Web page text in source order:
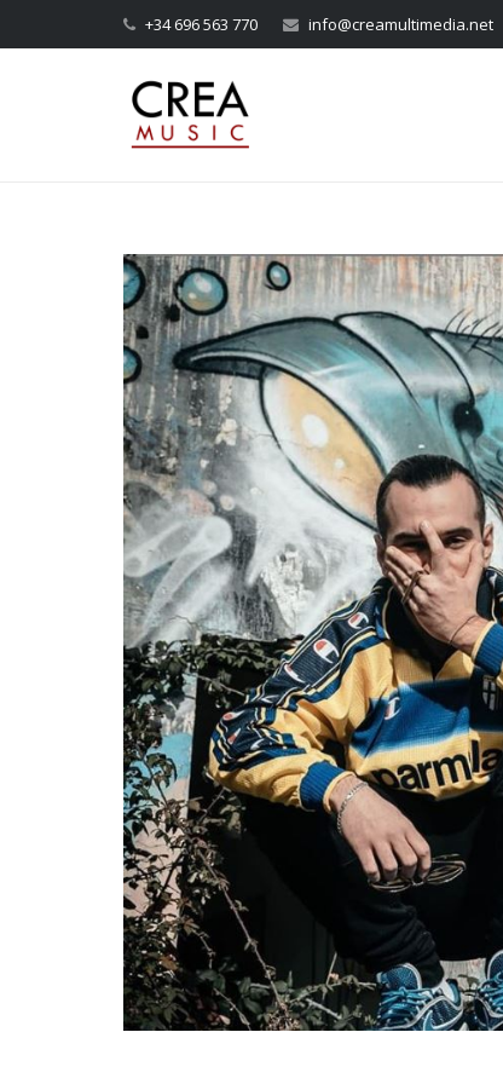
+34 696 563 770 info@creamultimedia.net